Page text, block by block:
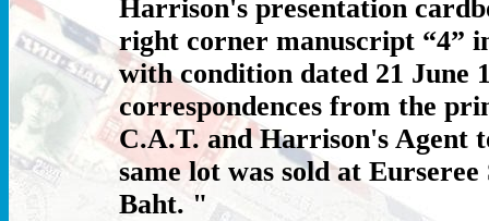
Harrison's presentation
right corner manuscript “4”
with condition dated 21 June
correspondences from the
C.A.T. and Harrison's Agent
same lot was sold at Eurseree
Baht. "